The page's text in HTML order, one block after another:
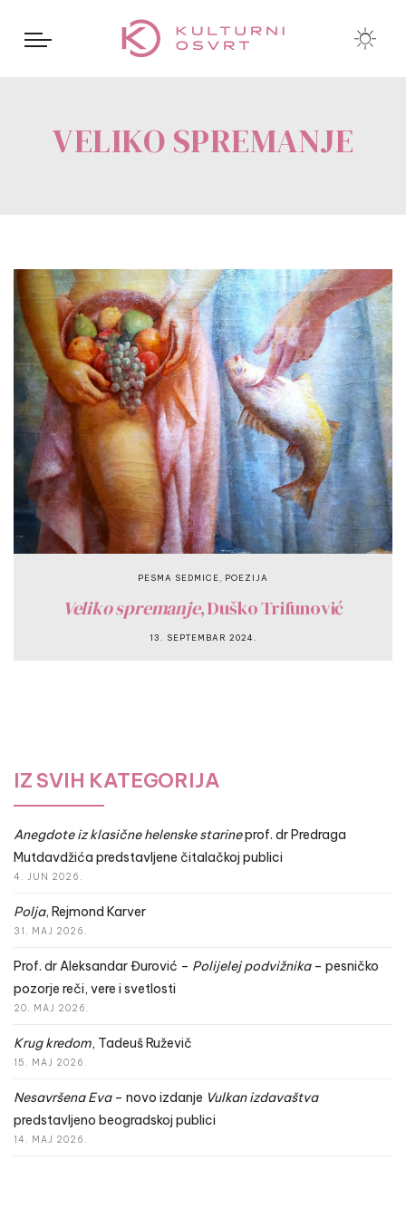
VELIKO SPREMANJE
PESMA SEDMICE POEZIJA
Veliko spremanje, Duško Trifunović
13. SEPTEMBAR 2024.
IZ SVIH KATEGORIJA
Anegdote iz klasične helenske starineprof. dr Predraga
Mutdavdžića predstavljene čitalačkoj publici
4. JUN 2026.
Polja, Rejmond Karver
31. MAJ 2026.
Prof. dr Aleksandar Đurović – Polijelej podvižnika– pesničko
pozorje reči, vere i svetlosti
20. MAJ 2026.
Krug kredom, Tadeuš Ruževič
15. MAJ 2026.
Nesavršena Eva– novo izdanje Vulkan izdavaštva
predstavljeno beogradskoj publici
14. MAJ 2026.